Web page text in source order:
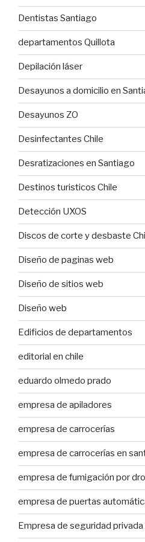
Dentistas Santiago
departamentos Quillota
Depilación láser
Desayunos a domicilio en
Desayunos ZO
Desinfectantes Chile
Desratizaciones en Santiago
Destinos turisticos Chile
Detección UXOS
Discos de corte y desbaste
Diseño de paginas web
Diseño de sitios web
Diseño web
Edificios de departamentos
editorial en chile
eduardo olmedo prado
empresa de apiladores
empresa de carrocerías
empresa de carrocerías en
empresa de fumigación por
empresa de puertas
Empresa de seguridad privada